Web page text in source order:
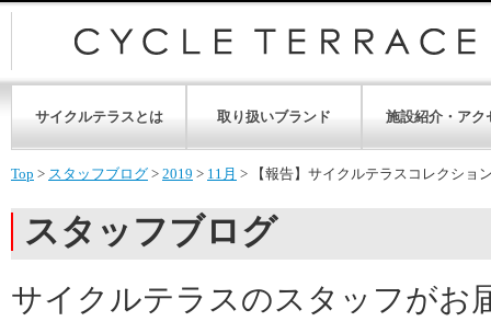
サイクルテラスとは 取り扱いブランド 施設紹介・アク
Top > スタッフブログ > 2019 > 11月 > 【報告】サイクルテラスコレクショ
スタッフブログ
サイクルテラスのスタッフがお